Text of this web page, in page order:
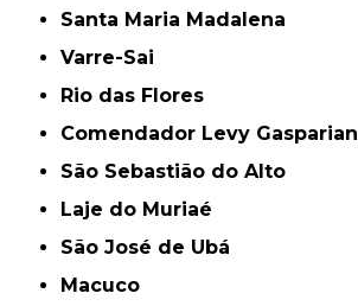
Santa Maria Madalena
Varre-Sai
Rio das Flores
Comendador Levy Gasparian
São Sebastião do Alto
Laje do Muriaé
São José de Ubá
Macuco